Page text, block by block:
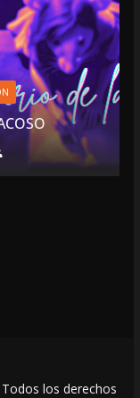
Todos los derechos